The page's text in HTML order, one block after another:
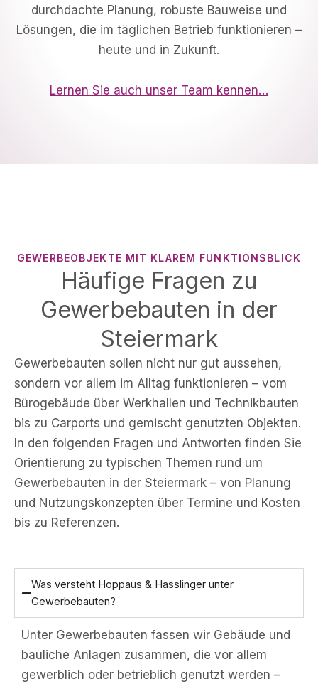
durchdachte Planung, robuste Bauweise und
Lösungen, die im täglichen Betrieb funktionieren –
heute und in Zukunft.
Lernen Sie auch unser Team kennen…
GEWERBEOBJEKTE MIT KLAREM FUNKTIONSBLICK
Häufige Fragen zu
Gewerbebauten in der
Steiermark
Gewerbebauten sollen nicht nur gut aussehen,
sondern vor allem im Alltag funktionieren – vom
Bürogebäude über Werkhallen und Technikbauten
bis zu Carports und gemischt genutzten Objekten.
In den folgenden Fragen und Antworten finden Sie
Orientierung zu typischen Themen rund um
Gewerbebauten in der Steiermark – von Planung
und Nutzungskonzepten über Termine und Kosten
bis zu Referenzen.
Was versteht Hoppaus & Hasslinger unter
Gewerbebauten?
Unter Gewerbebauten fassen wir Gebäude und
bauliche Anlagen zusammen, die vor allem
gewerblich oder betrieblich genutzt werden –